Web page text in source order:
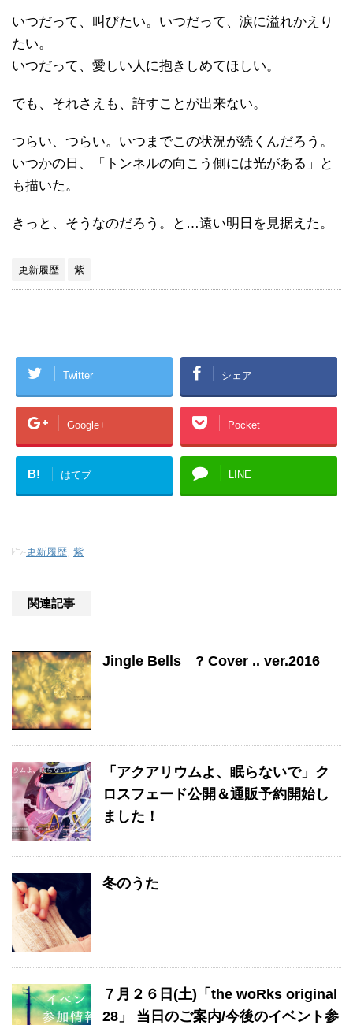
いつだって、叫びたい。いつだって、涙に溢れかえり
たい。
いつだって、愛しい人に抱きしめてほしい。
でも、それさえも、許すことが出来ない。
つらい、つらい。いつまでこの状況が続くんだろう。
いつかの日、「トンネルの向こう側には光がある」と
も描いた。
きっと、そうなのだろう。と…遠い明日を見据えた。
更新履歴 紫
Twitter シェア
Google+ Pocket
B! はてブ LINE
-更新履歴 紫
関連記事
Jingle Bells ? Cover .. ver.2016
「アクアリウムよ、眠らないで」ク
ロスフェード公開＆通販予約開始し
ました！
冬のうた
７月２６日(土)「the woRks original
28」 当日のご案内/今後のイベント参